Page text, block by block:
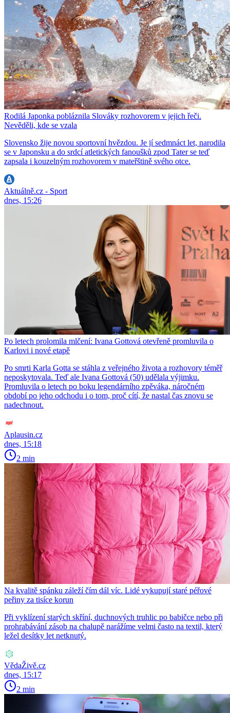
Rodilá Japonka pobláznila Slováky rozhovorem v jejich řeči.
Nevěděli, kde se vzala
Slovensko žije novou sportovní hvězdou. Je jí sedmnáct let, narodila
se v Japonsku a do srdcí atletických fanoušků zpod Tater se teď
zapsala i kouzelným rozhovorem v mateřštině svého otce.
Aktuálně.cz - Sport
dnes, 15:26
Po letech prolomila mlčení: Ivana Gottová otevřeně promluvila o
Karlovi i nové etapě
Po smrti Karla Gotta se stáhla z veřejného života a rozhovory téměř
neposkytovala. Teď ale Ivana Gottová (50) udělala výjimku.
Promluvila o letech po boku legendárního zpěváka, náročném
období po jeho odchodu i o tom, proč cítí, že nastal čas znovu se
nadechnout.
Aplausin.cz
dnes, 15:18
2 min
Na kvalitě spánku záleží čím dál víc. Lidé vykupují staré péřové
peřiny za tisíce korun
Při vyklízení starých skříní, duchnových truhlic po babičce nebo při
prohrabávání zásob na chalupě narážíme velmi často na textil, který
ležel desítky let netknutý.
VědaŽivě.cz
dnes, 15:17
2 min